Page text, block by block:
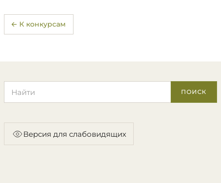
← К конкурсам
ПОИСК
Версия для слабовидящих